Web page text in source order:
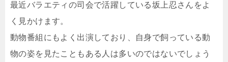
最近バラエティの司会で活躍している坂上忍さんをよ
く見かけます。
動物番組にもよく出演しており、自身で飼っている動
物の姿を見たこともある人は多いのではないでしょう